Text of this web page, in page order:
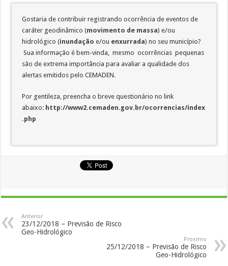
Gostaria de contribuir registrando ocorrência de eventos de
caráter geodinâmico (movimento de massa) e/ou
hidrológico (inundaçãoe/ou enxurrada) no seu município?
Sua informação é bem-vinda, mesmo ocorrências pequenas
são de extrema importância para avaliar a qualidade dos
alertas emitidos pelo CEMADEN.
Por gentileza, preencha o breve questionário no link
abaixo: http://www2.cemaden.gov.br/ocorrencias/index
.php
Anterior
23/12/2018 – Previsão de Risco
Geo-Hidrológico
Proximo
25/12/2018 – Previsão de Risco
Geo-Hidrológico